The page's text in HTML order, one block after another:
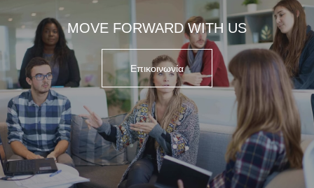
MOVE FORWARD WITH US
Επικοινωνία